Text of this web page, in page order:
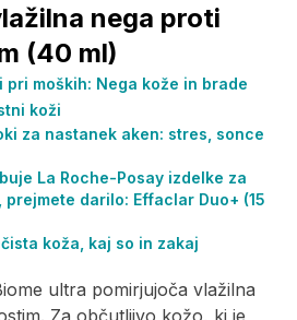
nega proti
(40 ml)
ultra pomirjujoča vlažilna
Za občutljivo kožo, ki je
pri moških: Nega kože in brade
koži
za nastanek aken: stres, sonce
La Roche-Posay izdelke za
prejmete darilo: Effaclar Duo+ (15
koža, kaj so in zakaj